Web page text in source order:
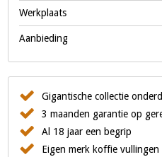
Werkplaats
Aanbieding
Gigantische collectie
3 maanden garantie op
Al 18 jaar een begrip
Eigen merk koffie vullingen